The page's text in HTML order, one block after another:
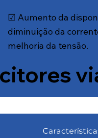
☑ Aumento da
diminuição da
melhoria da tensão.